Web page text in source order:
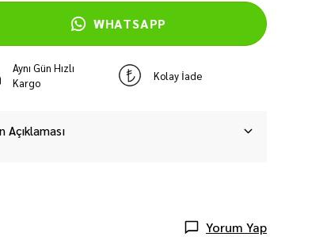
WHATSAPP
Aynı Gün Hızlı
Kargo
Kolay İade
Açıklaması
Yorum Yap